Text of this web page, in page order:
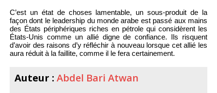
C’est un état de choses lamentable, un sous-produit de la
façon dont le leadership du monde arabe est passé aux mains
des États périphériques riches en pétrole qui considèrent les
États-Unis comme un allié digne de confiance. Ils risquent
d’avoir des raisons d’y réfléchir à nouveau lorsque cet allié les
aura réduit à la faillite, comme il le fera certainement.
Auteur : Abdel Bari Atwan